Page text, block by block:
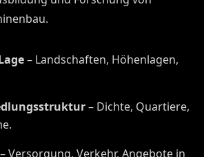
– Landschaften, Höhenlagen,
– Dichte, Quartiere,
– Versorgung, Verkehr, Angebote in